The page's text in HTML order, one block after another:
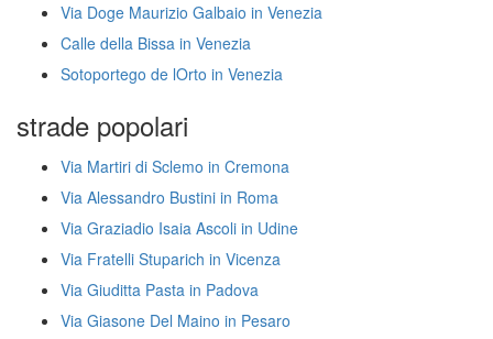
Via Doge Maurizio Galbaio in Venezia
Calle della Bissa in Venezia
Sotoportego de lOrto in Venezia
strade popolari
Via Martiri di Sclemo in Cremona
Via Alessandro Bustini in Roma
Via Graziadio Isaia Ascoli in Udine
Via Fratelli Stuparich in Vicenza
Via Giuditta Pasta in Padova
Via Giasone Del Maino in Pesaro